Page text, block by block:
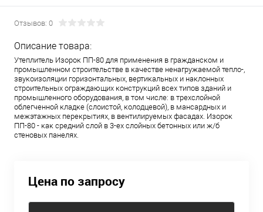
Отзывов: 0
Описание товара:
Утеплитель Изорок ПП-80 для применения в гражданском и
промышленном строительстве в качестве ненагружаемой тепло-,
звукоизоляции горизонтальных, вертикальных и наклонных
строительных ограждающих конструкций всех типов зданий и
промышленного оборудования, в том числе: в трехслойной
облегченной кладке (слоистой, колодцевой), в мансардных и
межэтажных перекрытиях, в вентилируемых фасадах. Изорок
ПП-80 - как средний слой в 3-ех слойных бетонных или ж/б
стеновых панелях.
Цена по запросу